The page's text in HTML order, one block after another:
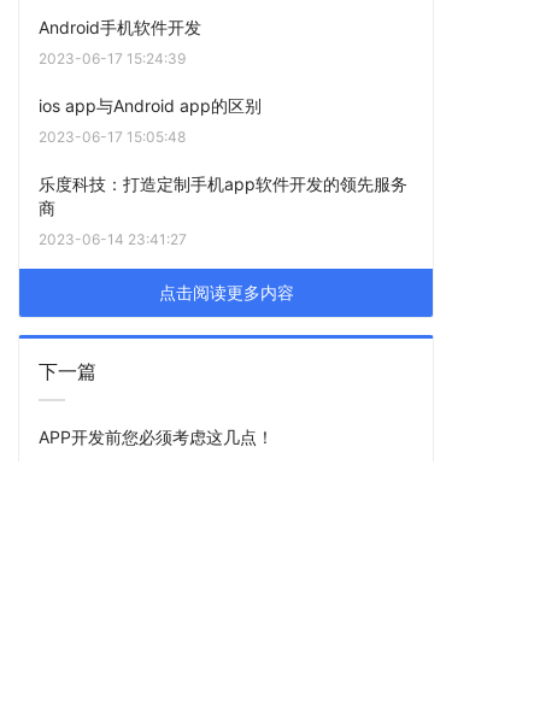
Android手机软件开发
2023-06-17 15:24:39
ios app与Android app的区别
2023-06-17 15:05:48
乐度科技：打造定制手机app软件开发的领先服务
商
2023-06-14 23:41:27
点击阅读更多内容
下一篇
APP开发前您必须考虑这几点！